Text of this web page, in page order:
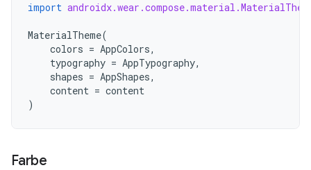
import
MaterialTheme(
colors = AppColors,
typography = AppTypography,
shapes = AppShapes,
content = content
)
Farbe